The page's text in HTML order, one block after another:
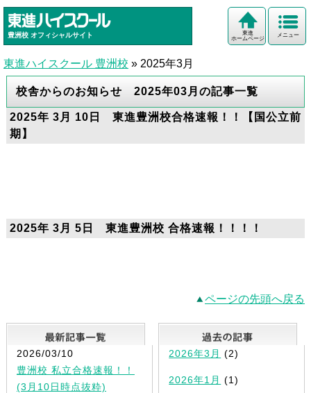
豊洲校 オフィシャルサイト メニュー
東進
ホームページ
東進ハイスクール 豊洲校 » 2025年3月
校舎からのお知らせ 2025年03月の記事一覧
2025年 3月 10日 東進豊洲校合格速報！！【国公立前
期】
2025年 3月 5日 東進豊洲校 合格速報！！！！
ページの先頭へ戻る
最新記事一覧
2026/03/10
豊洲校 私立合格速報！！
(3月10日時点抜粋)
2026年3月 (2)
2026年1月 (1)